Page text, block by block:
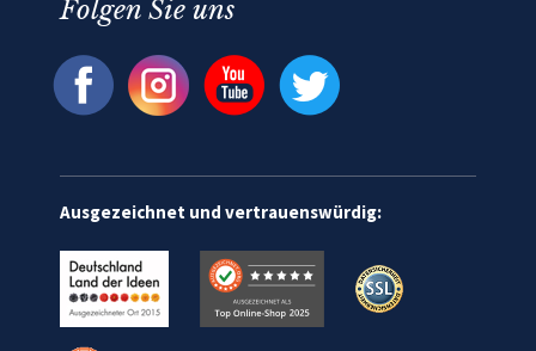
Folgen Sie uns
Ausgezeichnet und vertrauenswürdig: